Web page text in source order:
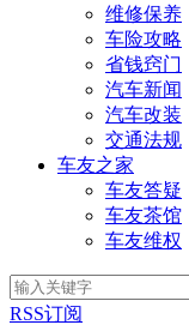
维修保养
车险攻略
省钱窍门
汽车新闻
汽车改装
交通法规
车友之家
车友答疑
车友茶馆
车友维权
RSS订阅